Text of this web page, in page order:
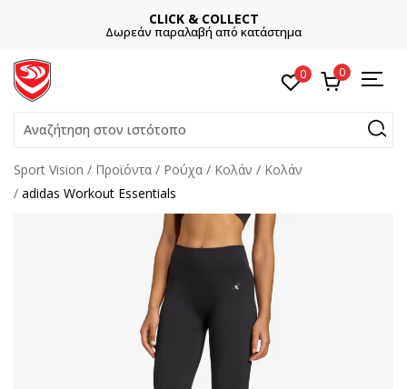
CLICK & COLLECT
Δωρεάν παραλαβή από κατάστημα
0 0
Αναζήτηση στον ιστότοπο
Sport Vision Προϊόντα Ρούχα Kολάν
Κολάν
adidas Workout Essentials